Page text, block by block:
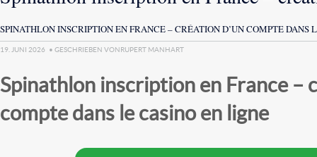
SPINATHLON INSCRIPTION EN FRANCE – CRÉATION D’UN COMPTE DANS
19. JUNI 2026 • GESCHRIEBEN VONRUPERT MANHART
Spinathlon inscription en France –
compte dans le casino en ligne